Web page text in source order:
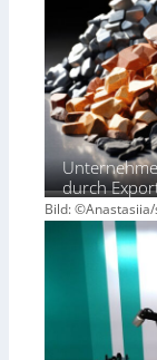
durch
Bild: